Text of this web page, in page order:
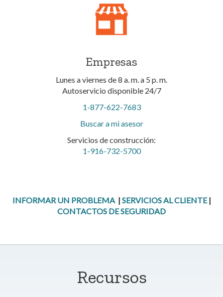
Empresas
Lunes a viernes de 8 a. m. a 5 p. m.
Autoservicio disponible 24/7
1-877-622-7683
Buscar a mi asesor
Servicios de construcción:
1-916-732-5700
INFORMAR UN PROBLEMA| SERVICIOS AL CLIENTE|
CONTACTOS DE SEGURIDAD
Recursos